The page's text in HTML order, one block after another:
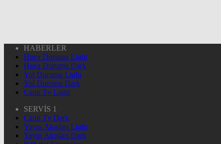
HABERLER
Hava Durumu Light
Hava Durumu Dark
Yol Durumu Light
Yol Durumu Dark
Canlı Tv Light
SERVİS 1
Canlı Tv Dark
Yayın Akışları Light
Yayın Akışları Dark